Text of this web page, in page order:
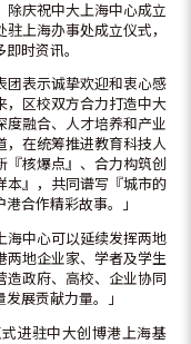
除庆祝中大上海中心成立
上海办事处成立仪式，
时资讯。
团表示诚挚欢迎和衷心感
，区校双方合力打造中大
度融合、人才培养和产业
，在统筹推进教育科技人
核爆点』、合力构筑创
本』，共同谱写『城市的
合作精彩故事。」
海中心可以延续发挥两地
两地企业家、学者及学生
政府、高校、企业协同
展贡献力量。」
进驻中大创博港上海基